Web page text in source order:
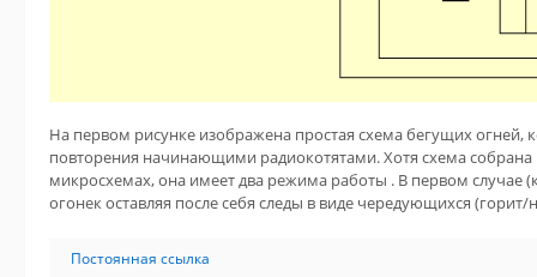
На первом рисунке изображена простая схема бегущих огней,
повторения начинающими радиокотятами. Хотя схема собрана
микросхемах, она имеет два режима работы . В первом случае
огонек оставляя после себя следы в виде чередующихся (горит/
Постоянная ссылка